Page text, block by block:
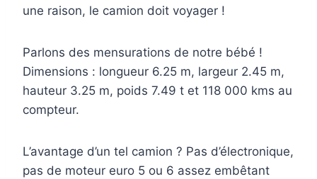
une raison, le camion doit voyager !
Parlons des mensurations de notre bébé !
Dimensions : longueur 6.25 m, largeur 2.45 m,
hauteur 3.25 m, poids 7.49 t et 118 000 kms au
compteur.
L’avantage d’un tel camion ? Pas d’électronique,
pas de moteur euro 5 ou 6 assez embêtant